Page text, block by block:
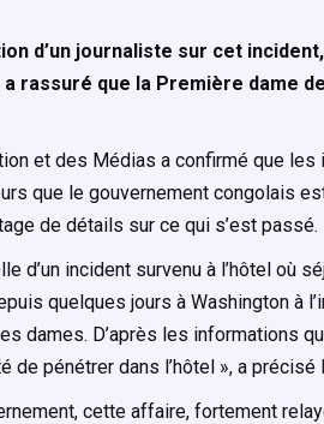
d’un journaliste sur cet
rassuré que la Première dame
et des Médias a confirmé que
que le gouvernement congolais
de détails sur ce qui s’est passé.
d’un incident survenu à l’hôtel où
quelques jours à Washington à
dames. D’après les informations
de pénétrer dans l’hôtel », a
cette affaire, fortement